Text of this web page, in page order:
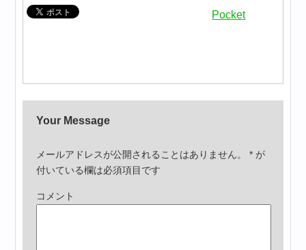
Pocket
Your Message
メールアドレスが公開されることはありません。 * が
付いている欄は必須項目です
コメント